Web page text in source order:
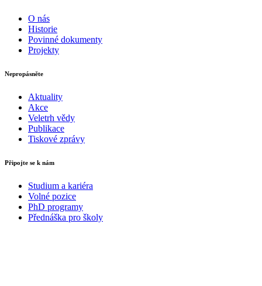
O nás
Historie
Povinné dokumenty
Projekty
Nepropásněte
Aktuality
Akce
Veletrh vědy
Publikace
Tiskové zprávy
Připojte se k nám
Studium a kariéra
Volné pozice
PhD programy
Přednáška pro školy